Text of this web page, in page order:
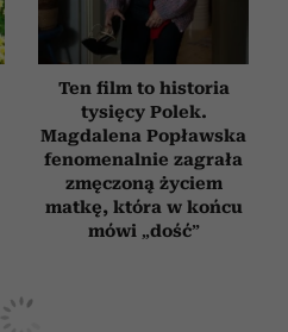
Ten film to historia
tysięcy Polek.
Magdalena Popławska
fenomenalnie zagrała
zmęczoną życiem
matkę, która w końcu
mówi „dość”